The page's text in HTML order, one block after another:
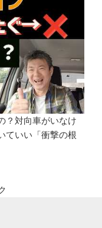
？対向車がいなけ
ていい「衝撃の根